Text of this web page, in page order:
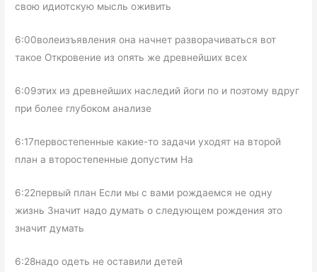
свою идиотскую мысль оживить
6:00волеизъявления она начнет разворачиваться вот
такое Откровение из опять же древнейших всех
6:09этих из древнейших наследий йоги по и поэтому вдруг
при более глубоком анализе
6:17первостепенные какие-то задачи уходят на второй
план а второстепенные допустим На
6:22первый план Если мы с вами рождаемся не одну
жизнь Значит надо думать о следующем рождения это
значит думать
6:28надо одеть не оставили детей